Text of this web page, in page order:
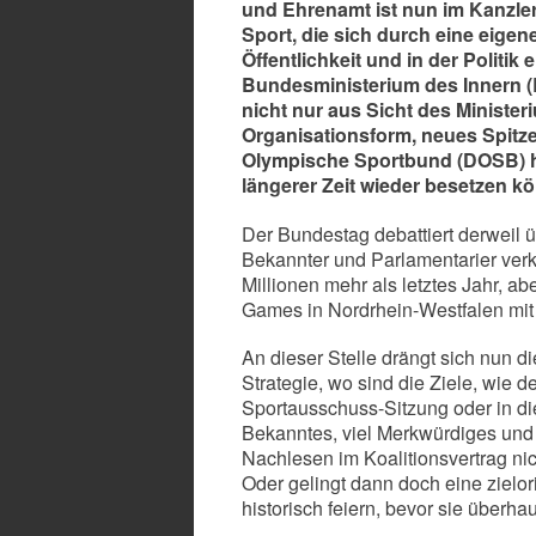
und Ehrenamt ist nun im
Sport, die sich durch eine
Öffentlichkeit und in der Politik
Bundesministerium des Innern
nicht nur aus Sicht des
Organisationsform, neues
Olympische Sportbund
längerer Zeit wieder besetzen
Der Bundestag debattiert derweil
Bekannter und Parlamentarier
Millionen mehr als letztes Jahr,
Games in Nordrhein-Westfalen
An dieser Stelle drängt sich nun
Strategie, wo sind die Ziele, wie
Sportausschuss-Sitzung oder in
Bekanntes, viel Merkwürdiges
Nachlesen im Koalitionsvertrag
Oder gelingt dann doch eine
historisch feiern, bevor sie